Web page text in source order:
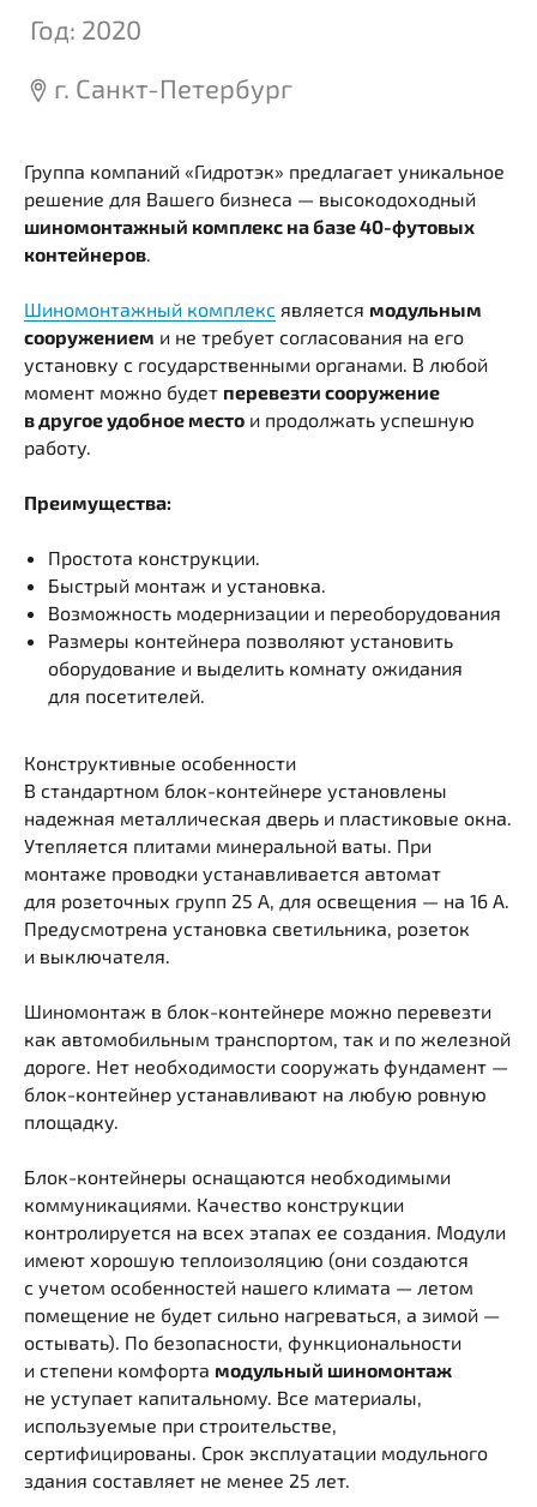
Группа компаний «Гидротэк» предлагает уникальное
решение для Вашего бизнеса — высокодоходный
шиномонтажный комплекс на базе 40-футовых
контейнеров.
Шиномонтажный комплекс является модульным
сооружением и не требует согласования на его
установку с государственными органами. В любой
момент можно будет перевезти сооружение
в другое удобное место и продолжать успешную
работу.
Преимущества:
Простота конструкции.
Быстрый монтаж и установка.
Возможность модернизации и переоборудования
Размеры контейнера позволяют установить
оборудование и выделить комнату ожидания
для посетителей.
Конструктивные особенности
В стандартном блок-контейнере установлены
надежная металлическая дверь и пластиковые окна.
Утепляется плитами минеральной ваты. При
монтаже проводки устанавливается автомат
для розеточных групп 25 А, для освещения — на 16 А.
Предусмотрена установка светильника, розеток
и выключателя.
Шиномонтаж в блок-контейнере можно перевезти
как автомобильным транспортом, так и по железной
дороге. Нет необходимости сооружать фундамент —
блок-контейнер устанавливают на любую ровную
площадку.
Блок-контейнеры оснащаются необходимыми
коммуникациями. Качество конструкции
контролируется на всех этапах ее создания. Модули
имеют хорошую теплоизоляцию (они создаются
с учетом особенностей нашего климата — летом
помещение не будет сильно нагреваться, а зимой —
остывать). По безопасности, функциональности
и степени комфорта модульный шиномонтаж
не уступает капитальному. Все материалы,
используемые при строительстве,
сертифицированы. Срок эксплуатации модульного
здания составляет не менее 25 лет.